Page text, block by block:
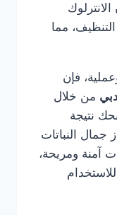
مما
فإن
من خلال
نتيجة
جمال النباتات
آمنة ومريحة،